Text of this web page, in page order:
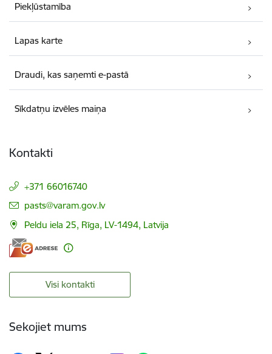
Piekļūstamība
Lapas karte
Draudi, kas saņemti e-pastā
Sīkdatņu izvēles maiņa
Kontakti
+371 66016740
E-pasts:
pasts@varam.gov.lv
Peldu iela 25, Rīga, LV-1494, Latvija
Visi kontakti
Sekojiet mums